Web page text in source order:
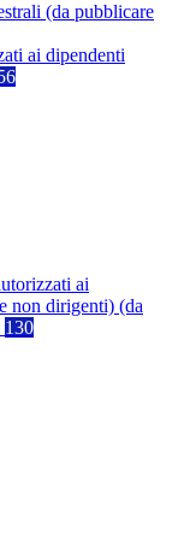
(da pubblicare
ai dipendenti
ai
non dirigenti) (da
130